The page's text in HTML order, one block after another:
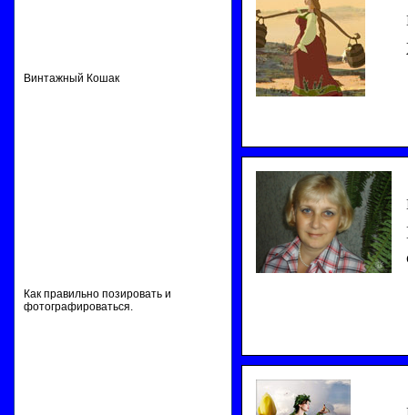
Винтажный Кошак
Как правильно позировать и
фотографироваться.